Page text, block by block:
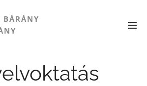
BÁRÁNY